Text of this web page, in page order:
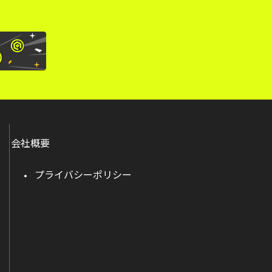
会社概要
プライバシーポリシー